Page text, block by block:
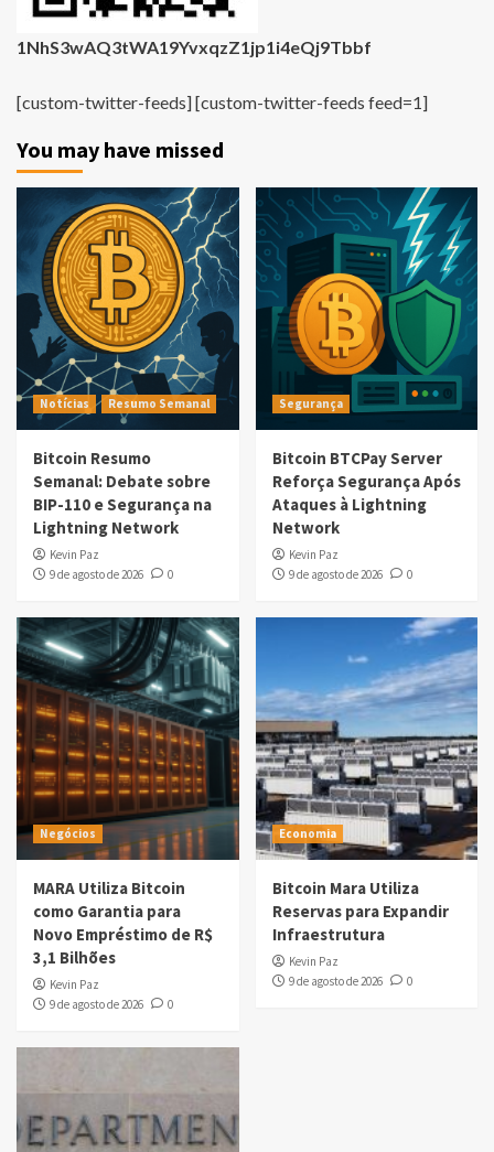
1NhS3wAQ3tWA19YvxqzZ1jp1i4eQj9Tbbf
[custom-twitter-feeds] [custom-twitter-feeds feed=1]
You may have missed
Notícias Resumo Semanal
Bitcoin Resumo
Semanal: Debate sobre
BIP-110 e Segurança na
Lightning Network
Kevin Paz
9 de agosto de 2026
0
Segurança
Bitcoin BTCPay Server
Reforça Segurança Após
Ataques à Lightning
Network
Kevin Paz
9 de agosto de 2026
0
Negócios
MARA Utiliza Bitcoin
como Garantia para
Novo Empréstimo de R$
3,1 Bilhões
Kevin Paz
9 de agosto de 2026
0
Economia
Bitcoin Mara Utiliza
Reservas para Expandir
Infraestrutura
Kevin Paz
9 de agosto de 2026
0